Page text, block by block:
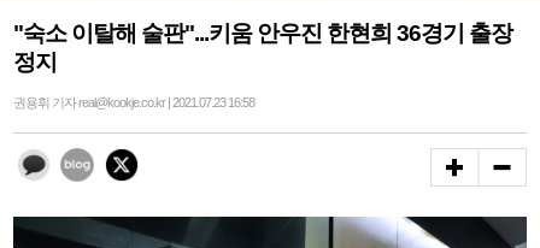
"숙소 이탈해 술판"...키움 안우진 한현희 36경기 출장
정지
권용휘 기자 real@kookje.co.kr | 2021.07.23 16:58